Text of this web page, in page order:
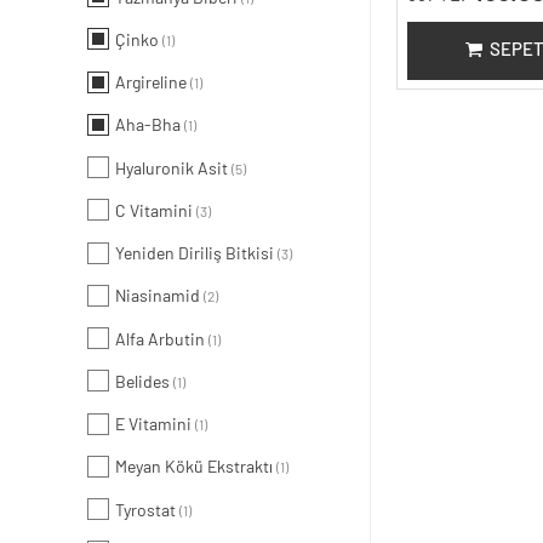
Çinko (1)
Argireline (1)
Aha-Bha (1)
Hyaluronik Asit (5)
C Vitamini (3)
Yeniden Diriliş Bitkisi (3)
Niasinamid (2)
Alfa Arbutin (1)
Belides (1)
E Vitamini (1)
Meyan Kökü Ekstraktı (1)
Tyrostat (1)